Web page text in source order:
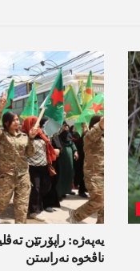
یەپەژە: راپۆرتێن
ناڤخوە نەراستن